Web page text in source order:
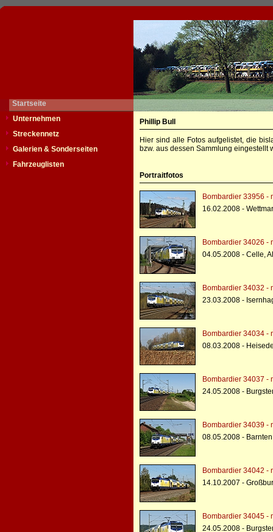
Startseite
Unternehmen
Streckennetz
Galerien & Sonderseiten
Fahrzeuglisten
Phillip Bull
Hier sind alle Fotos aufgelistet, die
bzw. aus dessen Sammlung eingestellt
Portraitfotos
Bombardier 33956 -
16.02.2008 - Wettmar
Bombardier 34026 -
04.05.2008 - Celle,
Bombardier 34032 -
23.03.2008 -
Bombardier 34034 -
08.03.2008 -
Bombardier 34037 -
24.05.2008 -
Bombardier 34039 -
08.05.2008 - Barnten
Bombardier 34042 -
14.10.2007 -
Bombardier 34045 -
24.05.2008 -